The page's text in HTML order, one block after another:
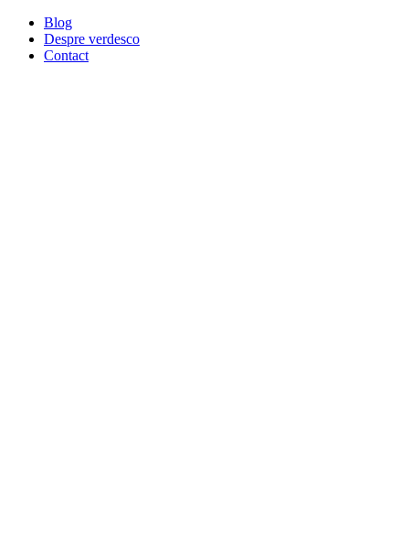
Blog
Despre verdesco
Contact